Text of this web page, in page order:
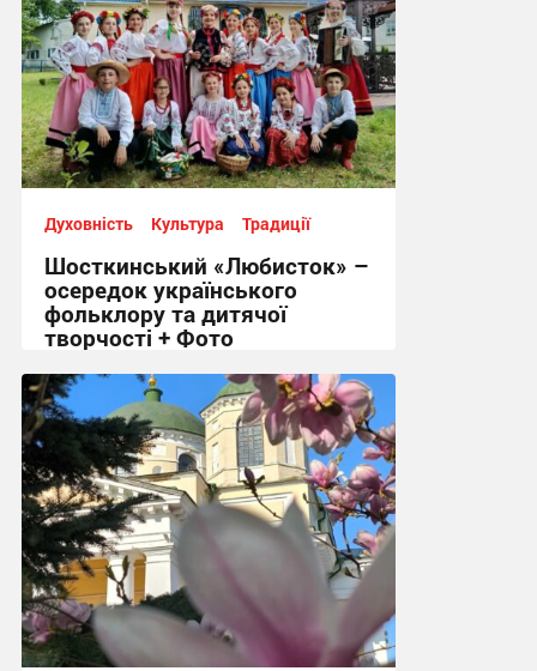
Духовність Культура Традиції
Шосткинський «Любисток» –
осередок українського
фольклору та дитячої
творчості + Фото
17:39, 22.08.2025